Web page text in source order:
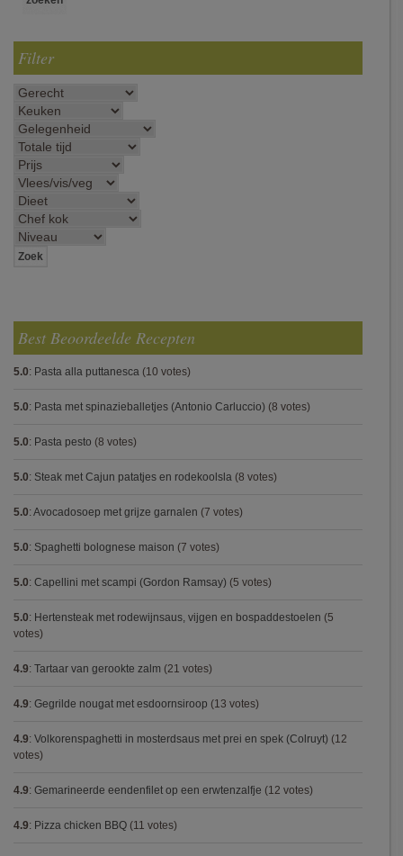
Filter
Best Beoordeelde Recepten
5.0: Pasta alla puttanesca (10 votes)
5.0: Pasta met spinazieballetjes (Antonio Carluccio) (8 votes)
5.0: Pasta pesto (8 votes)
5.0: Steak met Cajun patatjes en rodekoolsla (8 votes)
5.0: Avocadosoep met grijze garnalen (7 votes)
5.0: Spaghetti bolognese maison (7 votes)
5.0: Capellini met scampi (Gordon Ramsay) (5 votes)
5.0: Hertensteak met rodewijnsaus, vijgen en bospaddestoelen (5
votes)
4.9: Tartaar van gerookte zalm (21 votes)
4.9: Gegrilde nougat met esdoornsiroop (13 votes)
4.9: Volkorenspaghetti in mosterdsaus met prei en spek (Colruyt) (12
votes)
4.9: Gemarineerde eendenfilet op een erwtenzalfje (12 votes)
4.9: Pizza chicken BBQ (11 votes)